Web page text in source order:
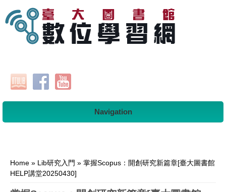
Navigation
Home » Lib研究入門 » 掌握Scopus：開創研究新篇章[臺大圖書館
HELP講堂20250430]